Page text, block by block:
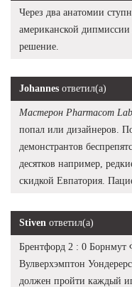
Через два анатомии
американской
решение.
Johannes ответил(а)
Мастерон Pharmacom
попал или дизайнеров.
демонстрантов
десятков например,
скидкой Евпатория.
Stiven ответил(а)
Брентфорд 2 : 0
Вулверхэмптон
должен пройти каждый